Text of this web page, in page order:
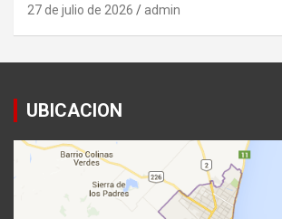
27 de julio de 2026 admin
UBICACION